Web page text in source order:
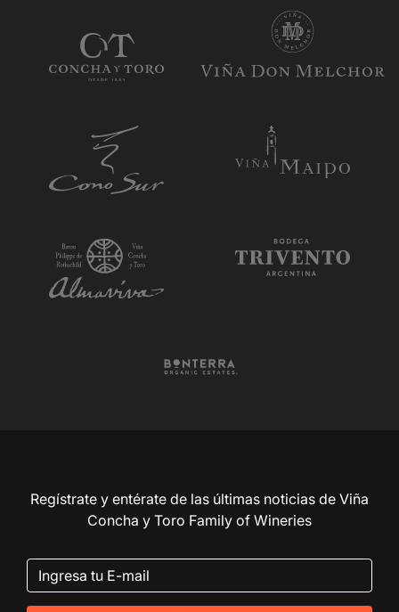
Regístrate y entérate de las últimas noticias de Viña
Concha y Toro Family of Wineries